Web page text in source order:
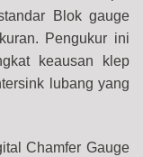
Blok gauge
Pengukur ini
keausan klep
lubang yang
Chamfer Gauge